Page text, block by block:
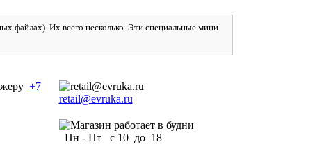
файлах). Их всего несколько. Эти специальные мини
+7
retail@evruka.ru
Пн - Пт с 10 до 18